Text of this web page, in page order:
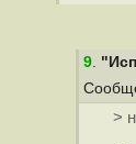
9.
>